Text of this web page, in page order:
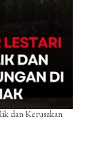
dan Kerusakan